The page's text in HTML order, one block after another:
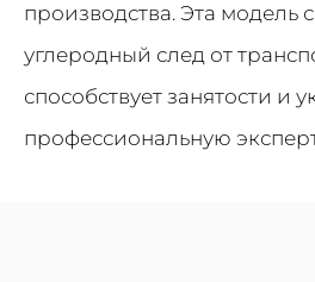
производства. Эта модель
углеродный след от
способствует занятости и
профессиональную